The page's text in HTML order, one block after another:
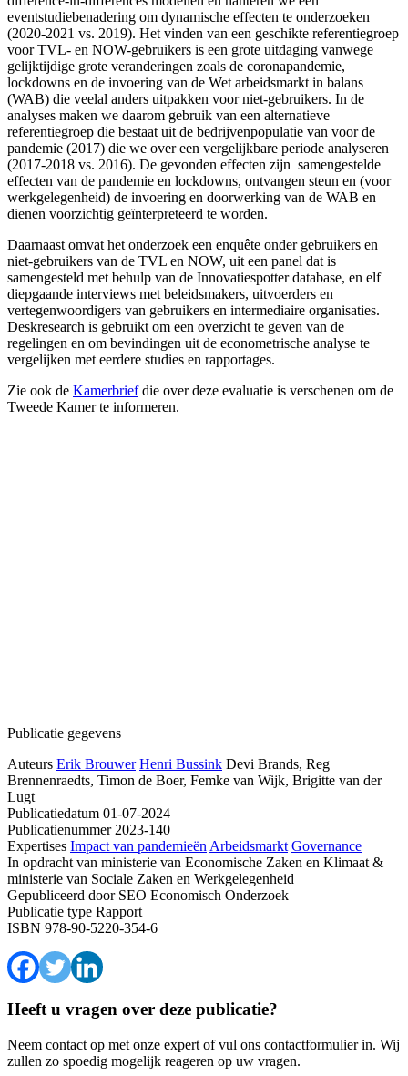
eventstudiebenadering om dynamische effecten te onderzoeken
(2020-2021 vs. 2019). Het vinden van een geschikte referentiegroep
voor TVL- en NOW-gebruikers is een grote uitdaging vanwege
gelijktijdige grote veranderingen zoals de coronapandemie,
lockdowns en de invoering van de Wet arbeidsmarkt in balans
(WAB) die veelal anders uitpakken voor niet-gebruikers. In de
analyses maken we daarom gebruik van een alternatieve
referentiegroep die bestaat uit de bedrijvenpopulatie van voor de
pandemie (2017) die we over een vergelijkbare periode analyseren
(2017-2018 vs. 2016). De gevonden effecten zijn samengestelde
effecten van de pandemie en lockdowns, ontvangen steun en (voor
werkgelegenheid) de invoering en doorwerking van de WAB en
dienen voorzichtig geïnterpreteerd te worden.
Daarnaast omvat het onderzoek een enquête onder gebruikers en
niet-gebruikers van de TVL en NOW, uit een panel dat is
samengesteld met behulp van de Innovatiespotter database, en elf
diepgaande interviews met beleidsmakers, uitvoerders en
vertegenwoordigers van gebruikers en intermediaire organisaties.
Deskresearch is gebruikt om een overzicht te geven van de
regelingen en om bevindingen uit de econometrische analyse te
vergelijken met eerdere studies en rapportages.
Zie ook de Kamerbriefdie over deze evaluatie is verschenen om de
Tweede Kamer te informeren.
Publicatie gegevens
Auteurs Erik Brouwer Henri Bussink Devi Brands, Reg
Brennenraedts, Timon de Boer, Femke van Wijk, Brigitte van der
Lugt
Publicatiedatum 01-07-2024
Publicatienummer2023-140
Expertises Impact van pandemieën Arbeidsmarkt Governance
In opdracht van ministerie van Economische Zaken en Klimaat &
ministerie van Sociale Zaken en Werkgelegenheid
Gepubliceerd doorSEO Economisch Onderzoek
Publicatie type Rapport
ISBN 978-90-5220-354-6
Heeft u vragen over deze publicatie?
Neem contact op met onze expert of vul ons contactformulier in. Wij
zullen zo spoedig mogelijk reageren op uw vragen.